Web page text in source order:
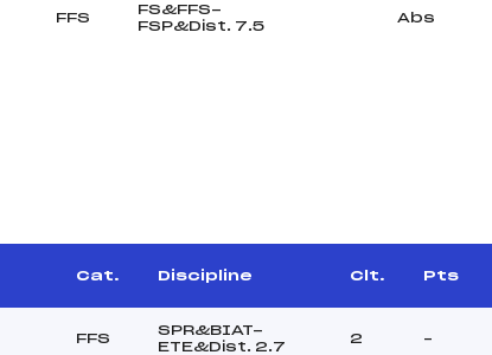
FFS
FS&FFS-
FSP&Dist. 7.5
Abs
Cat. Discipline Clt. Pts
FFS
SPR&BIAT-
ETE&Dist. 2.7
2 –